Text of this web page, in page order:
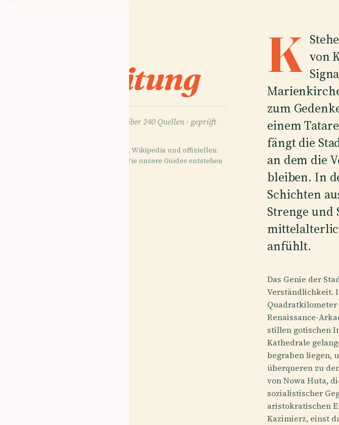
einleitung
zusammengetragen aus über 240 Quellen · geprüft
Recherchiert aus Wikidata, Wikipedia und offiziellen
Wie unsere Guides entstehen
K von
zum
einem
fängt die
an dem die
bleiben. In
Schichten
Strenge und
anfühlt.
Das Genie der
Verständlichkeit.
Quadratkilometer
Renaissance-
stillen gotischen
Kathedrale
begraben liegen,
überqueren zu
von Nowa Huta,
sozialistischer
aristokratischen
Kazimierz, einst